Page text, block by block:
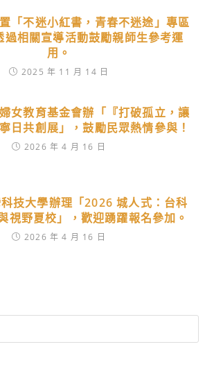
「不迷小紅書，青春不迷途」專區
過相關宣導活動鼓勵親師生參考運
用。
2025 年 11 月 14 日
女教育基金會辦「『打破孤立，讓
日共創展」，鼓勵民眾熱情參與！
2026 年 4 月 16 日
技大學辦理「2026 城人式：台科
視野夏校」，歡迎踴躍報名參加。
2026 年 4 月 16 日